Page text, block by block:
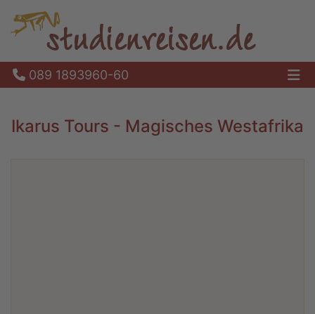
089 1893960-60
Ikarus Tours - Magisches Westafrika